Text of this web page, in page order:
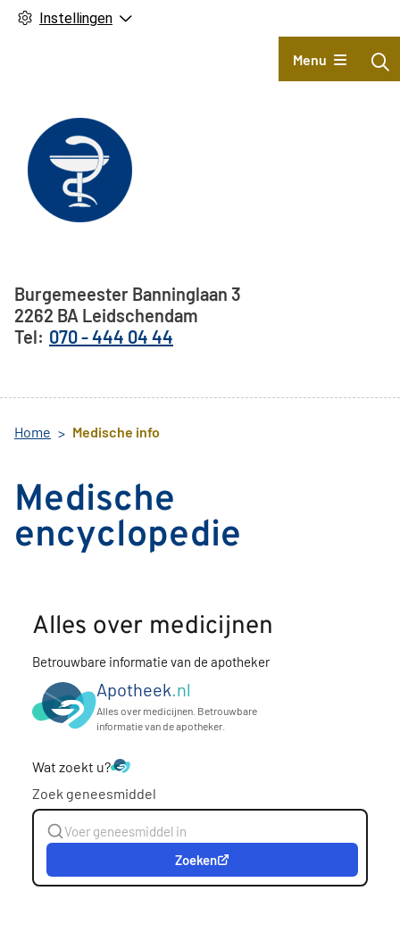
Instellingen
Hoofdmenu
Menu
Adresgegevens
Burgemeester Banninglaan 3
2262 BA Leidschendam
070 - 444 04 44
Home Medische info
Medische
encyclopedie
Alles over medicijnen
Betrouwbare informatie van de apotheker
Apotheek.nl
Alles over medicijnen. Betrouwbare
informatie van de apotheker.
Wat zoekt u?
Zoek geneesmiddel
Zoeken